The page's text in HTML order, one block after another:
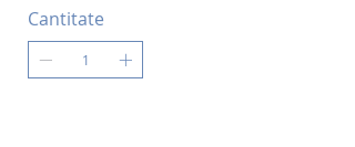
Cantitate